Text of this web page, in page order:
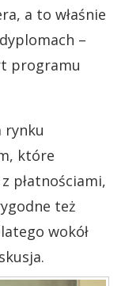
a to właśnie
–
programu
rynku
które
płatnościami,
też
wokół